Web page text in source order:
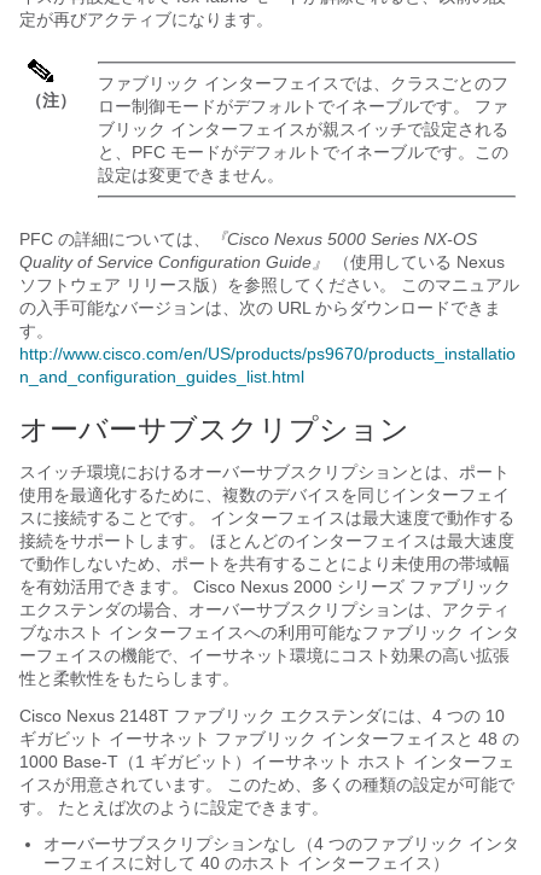
定が再びアクティブになります。
（注）
ファブリック インターフェイスでは、クラスごとのフ
ロー制御モードがデフォルトでイネーブルです。 ファ
ブリック インターフェイスが親スイッチで設定される
と、PFC モードがデフォルトでイネーブルです。この
設定は変更できません。
PFC の詳細については、
『Cisco Nexus 5000 Series NX-OS
Quality of Service Configuration Guide』
（使用している Nexus
ソフトウェア リリース版）を参照してください。 このマニュアル
の入手可能なバージョンは、次の URL からダウンロードできま
す。
http://www.cisco.com/en/US/products/ps9670/products_installatio
n_and_configuration_guides_list.html
オーバーサブスクリプション
スイッチ環境におけるオーバーサブスクリプションとは、ポート
使用を最適化するために、複数のデバイスを同じインターフェイ
スに接続することです。 インターフェイスは最大速度で動作する
接続をサポートします。 ほとんどのインターフェイスは最大速度
で動作しないため、ポートを共有することにより未使用の帯域幅
を有効活用できます。 Cisco Nexus 2000 シリーズ ファブリック
エクステンダの場合、オーバーサブスクリプションは、アクティ
ブなホスト インターフェイスへの利用可能なファブリック インタ
ーフェイスの機能で、イーサネット環境にコスト効果の高い拡張
性と柔軟性をもたらします。
Cisco Nexus 2148T ファブリック エクステンダには、4 つの 10
ギガビット イーサネット ファブリック インターフェイスと 48 の
1000 Base-T（1 ギガビット）イーサネット ホスト インターフェ
イスが用意されています。 このため、多くの種類の設定が可能で
す。 たとえば次のように設定できます。
オーバーサブスクリプションなし（4 つのファブリック インタ
ーフェイスに対して 40 のホスト インターフェイス）